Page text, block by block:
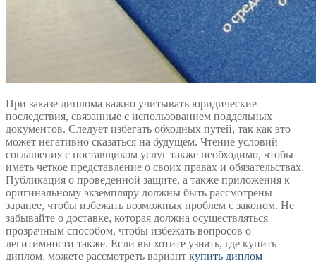
При заказе диплома важно учитывать юридические
последствия, связанные с использованием поддельных
документов. Следует избегать обходных путей, так как это
может негативно сказаться на будущем. Чтение условий
соглашения с поставщиком услуг также необходимо, чтобы
иметь четкое представление о своих правах и обязательствах.
Публикация о проведенной защите, а также приложения к
оригинальному экземпляру должны быть рассмотрены
заранее, чтобы избежать возможных проблем с законом. Не
забывайте о доставке, которая должна осуществляться
прозрачным способом, чтобы избежать вопросов о
легитимности также. Если вы хотите узнать, где купить
диплом, можете рассмотреть вариант купить диплом